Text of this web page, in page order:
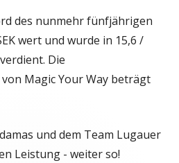
des nunmehr fünfjährigen
wert und wurde in 15,6 /
Die
Magic Your Way beträgt
und dem Team Lugauer
Leistung - weiter so!